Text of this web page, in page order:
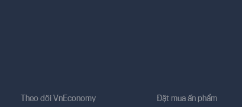
Theo dõi VnEconomy Đặt mua ấn phẩm